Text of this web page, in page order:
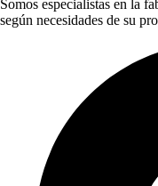
Somos especialistas en la
según necesidades de su